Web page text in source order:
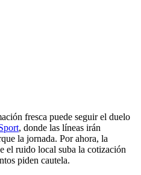
fresca puede seguir el duelo
, donde las líneas irán
la jornada. Por ahora, la
el ruido local suba la cotización
piden cautela.